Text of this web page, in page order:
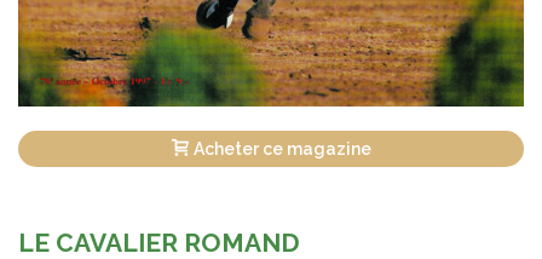
Acheter ce magazine
LE CAVALIER ROMAND